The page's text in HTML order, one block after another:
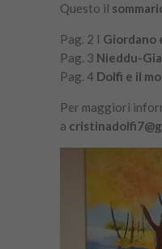
Questo il
Pag. 2 I Giordano
Pag. 3 Nieddu-
Pag. 4 Dolfi e il
Per maggiori
a